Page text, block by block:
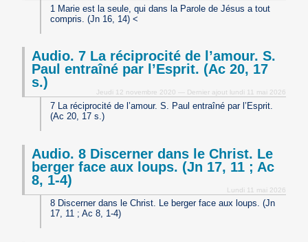
1 Marie est la seule, qui dans la Parole de Jésus a tout
compris. (Jn 16, 14) <
Audio. 7 La réciprocité de l’amour. S.
Paul entraîné par l’Esprit. (Ac 20, 17
s.)
Jeudi 12 novembre 2020 — Dernier ajout lundi 11 mai 2026
7 La réciprocité de l’amour. S. Paul entraîné par l’Esprit.
(Ac 20, 17 s.)
Audio. 8 Discerner dans le Christ. Le
berger face aux loups. (Jn 17, 11 ; Ac
8, 1-4)
Lundi 11 mai 2026
8 Discerner dans le Christ. Le berger face aux loups. (Jn
17, 11 ; Ac 8, 1-4)